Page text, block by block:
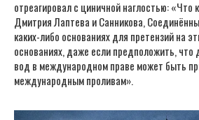
отреагировал с циничной наглостью: «Что
Дмитрия Лаптева и Санникова,
каких-либо основаниях для претензий на
основаниях, даже если предположить, что
вод в международном праве может быть
международным проливам».